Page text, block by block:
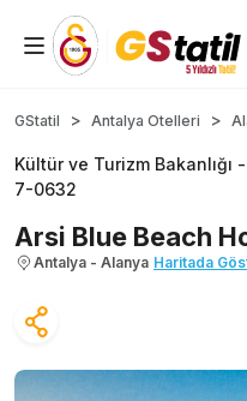
Yurt İçi Oteller
Temalı Oteller
Kıbrıs Otelleri
Yurt Dışı Turlar
GStatil Antalya Otelleri
Kültür ve Turizm Bakanlığı -
7-0632
Arsi Blue Beach
Antalya - Alanya Haritada